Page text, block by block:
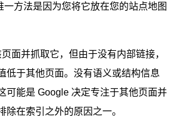
方法是因为您将它放在您的站点地图
面并抓取它，但由于没有内部链接，
低于其他页面。没有语义或结构信息
可能是 Google 决定专注于其他页面并
除在索引之外的原因之一。